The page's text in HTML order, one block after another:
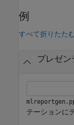
例
すべて折りたた
プレゼン
テーションに